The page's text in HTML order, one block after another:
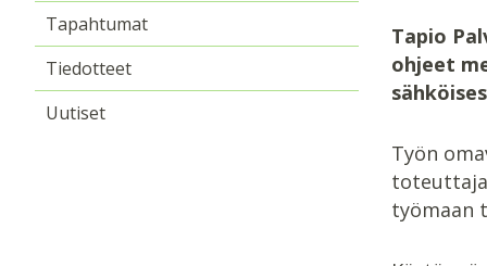
Tapio
ohjeet
Työn
työmaan
Tapahtumat
Tiedotteet
Uutiset